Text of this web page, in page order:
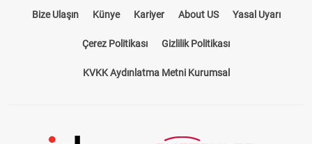
Bize Ulaşın Künye Kariyer About US Yasal Uyarı
Çerez Politikası Gizlilik Politikası
KVKK Aydınlatma Metni Kurumsal